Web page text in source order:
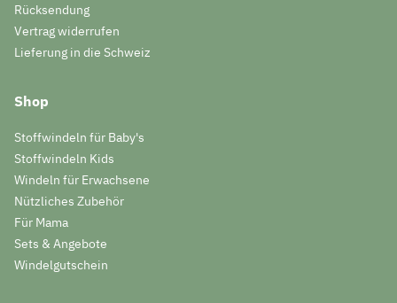
Rücksendung
Vertrag widerrufen
Lieferung in die Schweiz
Shop
Stoffwindeln für Baby's
Stoffwindeln Kids
Windeln für Erwachsene
Nützliches Zubehör
Für Mama
Sets & Angebote
Windelgutschein